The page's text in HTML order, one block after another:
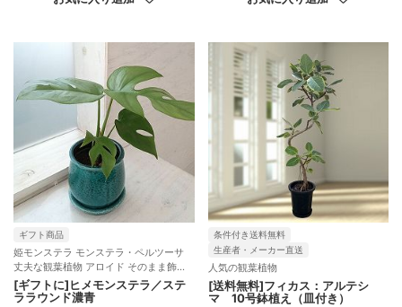
ギフト商品
姫モンステラ モンステラ・ペルツーサ
丈夫な観葉植物 アロイド そのまま飾れ
る鉢入り
[ギフトに]ヒメモンステラ／ステ
ララウンド濃青
条件付き送料無料
生産者・メーカー直送
人気の観葉植物
[送料無料]フィカス：アルテシ
マ 10号鉢植え（皿付き）